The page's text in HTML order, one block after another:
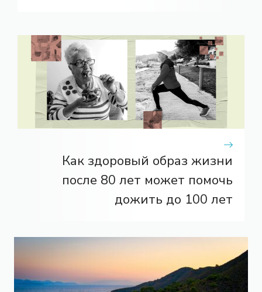
Как здоровый образ жизни
после 80 лет может помочь
дожить до 100 лет